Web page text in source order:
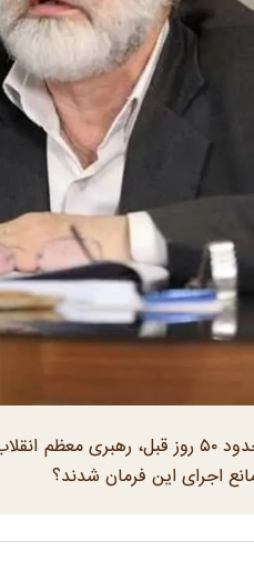
کامران غضنفری اعلام کرد: حدود ۵۰
اجرای این فرمان شدند؟